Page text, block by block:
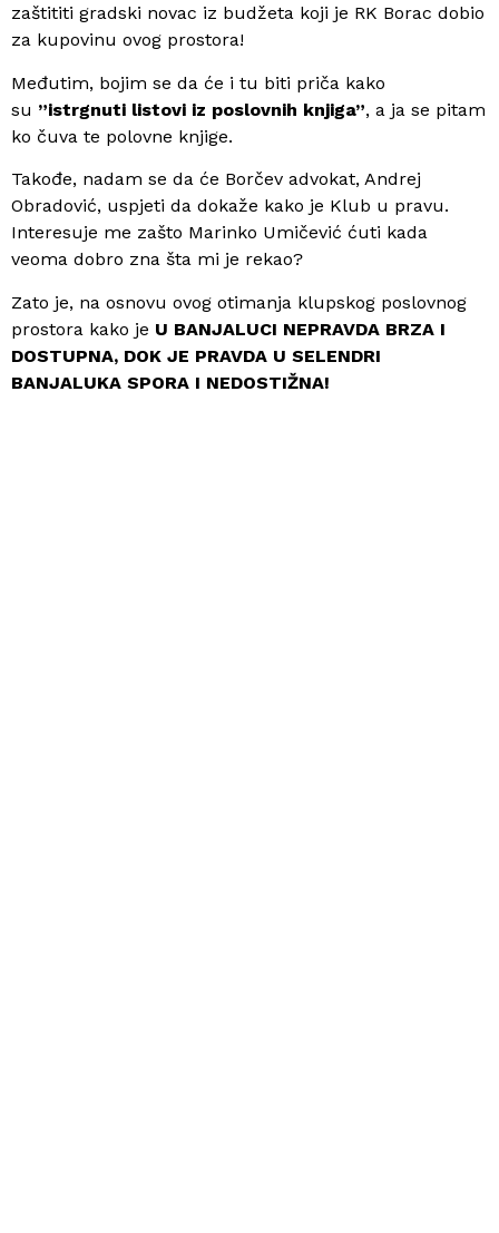
zaštititi gradski novac iz budžeta koji je RK Borac dobio
za kupovinu ovog prostora!
Međutim, bojim se da će i tu biti priča kako
su ”istrgnuti listovi iz poslovnih knjiga”, a ja se pitam
ko čuva te polovne knjige.
Takođe, nadam se da će Borčev advokat, Andrej
Obradović, uspjeti da dokaže kako je Klub u pravu.
Interesuje me zašto Marinko Umičević ćuti kada
veoma dobro zna šta mi je rekao?
Zato je, na osnovu ovog otimanja klupskog poslovnog
prostora kako je U BANJALUCI NEPRAVDA BRZA I
DOSTUPNA, DOK JE PRAVDA U SELENDRI
BANJALUKA SPORA I NEDOSTIŽNA!